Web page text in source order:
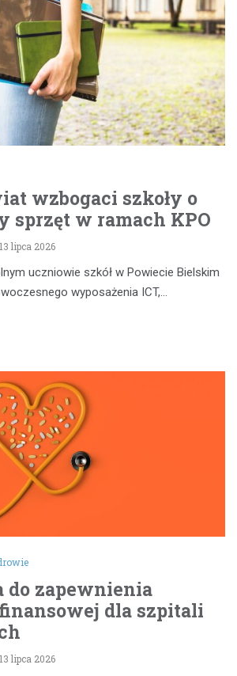
wzbogaci szkoły o
sprzęt w ramach KPO
13 lipca 2026
uczniowie szkół w Powiecie Bielskim
wyposażenia ICT,…
do zapewnienia
dla szpitali
13 lipca 2026